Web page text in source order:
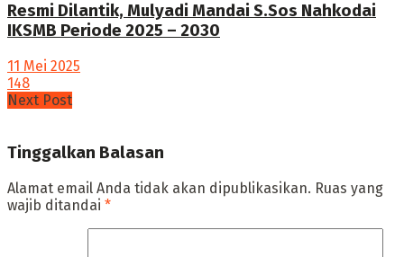
Resmi Dilantik, Mulyadi Mandai S.Sos Nahkodai
IKSMB Periode 2025 – 2030
11 Mei 2025
148
Next Post
Tinggalkan Balasan
Alamat email Anda tidak akan dipublikasikan. Ruas yang
wajib ditandai *